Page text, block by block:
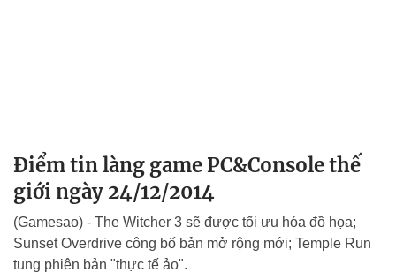
Điểm tin làng game PC&Console thế
giới ngày 24/12/2014
(Gamesao) - The Witcher 3 sẽ được tối ưu hóa đồ họa;
Sunset Overdrive công bố bản mở rộng mới; Temple Run
tung phiên bản "thực tế ảo".